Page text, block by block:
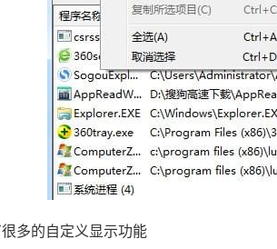
多的自定义显示功能